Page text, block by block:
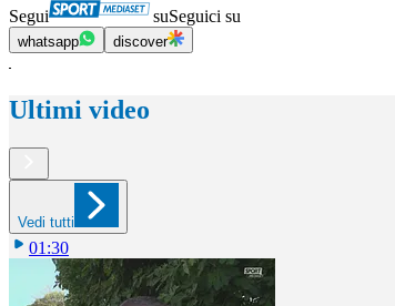
Segui suSeguici su
whatsapp discover
Ultimi video
Vedi tutti
01:30